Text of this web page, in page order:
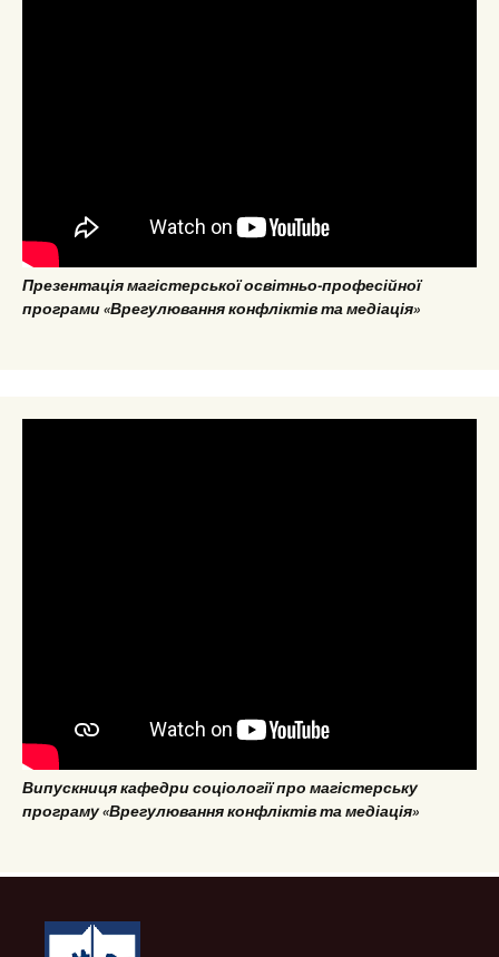
Презентація магістерської освітньо-професійної
програми «Врегулювання конфліктів та медіація»
Випускниця кафедри соціології про магістерську
програму «Врегулювання конфліктів та медіація»